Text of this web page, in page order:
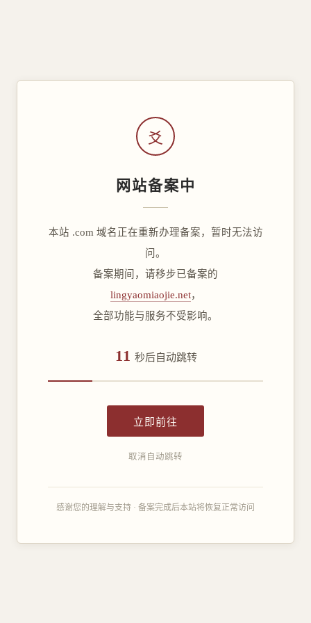
爻
网站备案中
本站 .com 域名正在重新办理备案，暂时无法访
问。
备案期间，请移步已备案的
lingyaomiaojie.net，
全部功能与服务不受影响。
11 秒后自动跳转
立即前往
取消自动跳转
感谢您的理解与支持 · 备案完成后本站将恢复正常访问